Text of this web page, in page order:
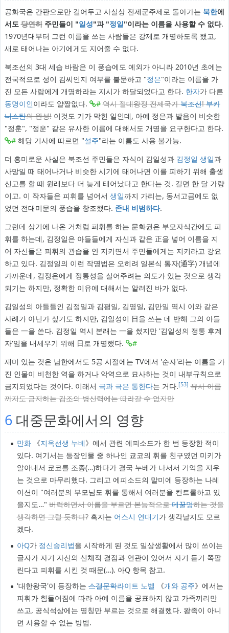
공화국은 간판으로만 걸어두고 사실상 전제군주제로 돌아가는 북한에
서도당연히주민들이 "일성"과 "정일"이라는 이름을 사용할 수 없다.
1970년대부터 그런 이름을 쓰는 사람들은 강제로 개명하도록 했고,
새로 태어나는 아기에게도 지어줄 수 없다.
북조선의 3대 세습 바람은 이 풍습에도 예외가 아니라 2010년 초에는
전국적으로 성이 김씨인지 여부를 불문하고 "정은"이라는 이름을 가
진 모든 사람에게 개명하라는 지시가 하달되었다고 한다. 한자가 다른
동명이인이라도 얄짤없다. # 역시 절대왕정 전제국가북조선!부카
니스탄의 완성!이것도 기가 막힌 일인데, 아예 정은과 발음이 비슷한
"정훈", "정운" 같은 유사한 이름에 대해서도 개명을 요구한다고 한다.
#해당 기사에 따르면 "설주"라는 이름도 사용 불가능.
더 흥미로운 사실은 북조선 주민들은 자식이 김일성과 김정일 생일과
사망일 때 태어나거나 비슷한 시기에 태어나면 이를 피하기 위해 출생
신고를 할 때 원래보다 더 늦게 태어났다고 한다는 것. 길면 한 달 가량
이고. 이 작자들은 피휘를 넘어서 생일까지 가리는, 동서고금에도 없
었던 전대미문의 풍습을 창조했다. 존내 비범하다.
그런데 상기에 나온 거처럼 피휘를 하는 문화권은 부모자식간에도 피
휘를 하는데, 김정일은 아들들에게 자신과 같은 正을 넣어 이름을 지
어 자신들은 피휘의 관습을 안 지키면서 주민들에게는 지키라고 강요
하고 있다. 김정일의 이런 작명법은 오히려 일본식 통자(通字) 개념에
가까운데, 김정은에게 정통성을 실어주려는 의도가 있는 것으로 생각
되기는 하지만, 정확한 이유에 대해서는 알려진 바가 없다.
김일성의 아들들인 김정일과 김평일, 김영일, 김만일 역시 이와 같은
사례가 아닌가 싶기도 하지만, 김일성이 日을 쓰는 데 반해 그의 아들
들은 一을 쓴다. 김정일 역시 본래는 一을 썼지만 '김일성의 정통 후계
자'임을 내세우기 위해 日로 개명했다.
#
재미 있는 것은 남한에서도 5공 시절에는 TV에서 '순자'라는 이름을 가
진 인물이 비천한 역을 하거나 악역으로 묘사하는 것이 내부규칙으로
금지되었다는 것이다. 이래서 극과 극은 통한다는 거다.[53] 유사 이름
까지도 금지하는 김조의 병신력에는 따라갈 수 없지만
6대중문화에서의 영향
만화《지옥선생 누베》에서 관련 에피소드가 한 번 등장한 적이
있다. 여기서는 등장인물 중 하나인 쿄코의 휘를 친구였던 미키가
알아내서 쿄코를 조종(…)하다가 결국 누베가 나서서 기억을 지우
는 것으로 마무리했다. 그리고 에피소드의 말미에 등장하는 나레
이션이 "여러분의 부모님도 휘를 통해서 여러분을 컨트롤하고 있
을지도…"버럭하면서 이름을 부르면 본능적으로데꿀멍하는 것을
생각하면 그럴 듯하다?혹자는 어스시 연대기가 생각날지도 모르
겠다.
아Q가 정신승리법을 시작하게 된 것도 일상생활에서 많이 쓰이는
글자가 자기 자신의 신체적 결점과 연관이 있어서 자기 듣기 쪽팔
린다고 피휘를 시킨 것 때문(…). 아Q 항목 참고.
'대한왕국'이 등장하는스갤문학라이트 노벨 《개와 공주》에서는
피휘가 힘들어짐에 따라 아예 이름을 공표하지 않고 가족끼리만
쓰고, 공식석상에는 명칭만 부르는 것으로 해결했다. 왕족이 아니
면 사용할 수 없는 방법.